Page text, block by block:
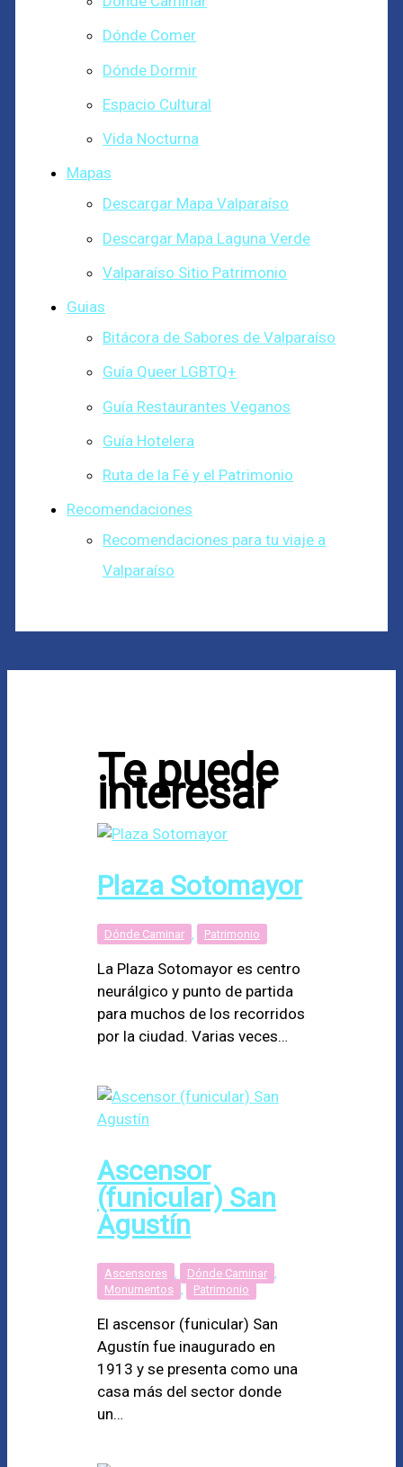
Dónde Comer
Dónde Dormir
Espacio Cultural
Vida Nocturna
Mapas
Descargar Mapa Valparaíso
Descargar Mapa Laguna Verde
Valparaíso Sitio Patrimonio
Guias
Bitácora de Sabores de Valparaíso
Guía Queer LGBTQ+
Guía Restaurantes Veganos
Guía Hotelera
Ruta de la Fé y el Patrimonio
Recomendaciones
Recomendaciones para tu viaje a
Valparaíso
Te puede
interesar
Plaza Sotomayor
Dónde Caminar Patrimonio
La Plaza Sotomayor es centro
neurálgico y punto de partida
para muchos de los recorridos
por la ciudad. Varias veces…
Ascensor
(funicular) San
Agustín
Ascensores Dónde Caminar
Monumentos
Patrimonio
El ascensor (funicular) San
Agustín fue inaugurado en
1913 y se presenta como una
casa más del sector donde
un…